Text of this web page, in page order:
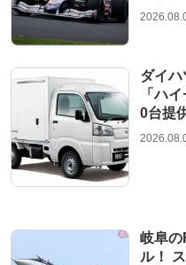
ダイ
「ハ
0台提
岐阜の
ル！